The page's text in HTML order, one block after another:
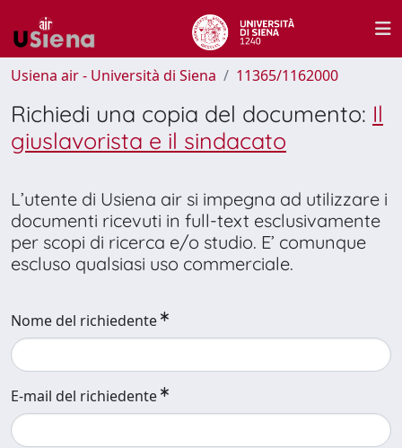
Usiena air - Università di Siena 11365/1162000
Richiedi una copia del documento: Il
giuslavorista e il sindacato
L’utente di Usiena air si impegna ad utilizzare i
documenti ricevuti in full-text esclusivamente
per scopi di ricerca e/o studio. E’ comunque
escluso qualsiasi uso commerciale.
Nome del richiedente
E-mail del richiedente